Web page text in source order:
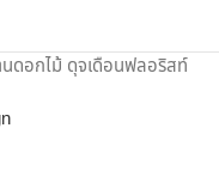
ดอกไม้ ดุจเดือนฟลอริสท์